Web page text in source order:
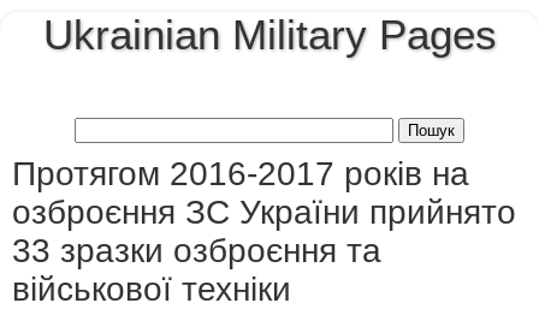
Ukrainian Military Pages
Протягом 2016-2017 років на
озброєння ЗС України прийнято
33 зразки озброєння та
військової техніки